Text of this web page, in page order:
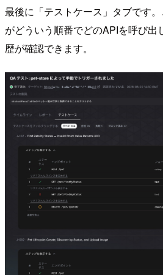
最後に「テストケース」タブです
がどういう順番でどのAPIを呼び出
歴が確認できます。